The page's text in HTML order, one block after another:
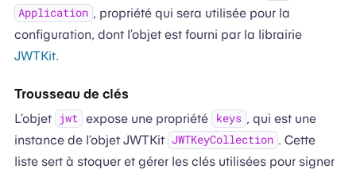
Application , propriété qui sera utilisée pour la
configuration, dont l’objet est fourni par la librairie
JWTKit.
Trousseau de clés
L’objet jwt expose une propriété keys , qui est une
instance de l’objet JWTKit JWTKeyCollection . Cette
liste sert à stoquer et gérer les clés utilisées pour signer